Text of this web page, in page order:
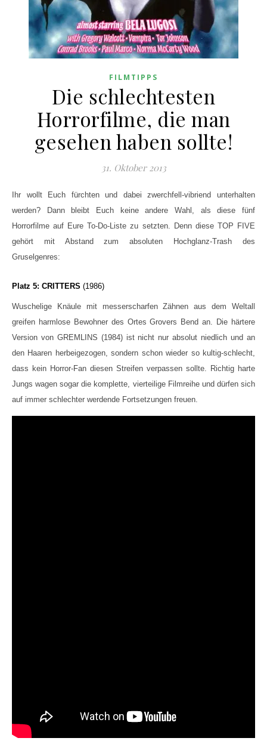
FILMTIPPS
Die schlechtesten
Horrorfilme, die man
gesehen haben sollte!
31. Oktober 2013
werden? Dann bleibt Euch keine andere Wahl, als diese fünf
Horrorfilme auf Eure To-Do-Liste zu setzten. Denn diese TOP FIVE
gehört mit Abstand zum absoluten Hochglanz-Trash des
Gruselgenres:
Platz 5: CRITTERS (1986)
Wuschelige Knäule mit messerscharfen Zähnen aus dem Weltall
greifen harmlose Bewohner des Ortes Grovers Bend an. Die härtere
Version von GREMLINS (1984) ist nicht nur absolut niedlich und an
den Haaren herbeigezogen, sondern schon wieder so kultig-schlecht,
dass kein Horror-Fan diesen Streifen verpassen sollte. Richtig harte
Jungs wagen sogar die komplette, vierteilige Filmreihe und dürfen sich
auf immer schlechter werdende Fortsetzungen freuen.